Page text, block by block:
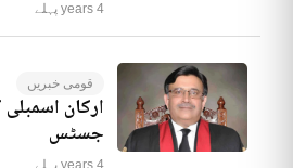
4 years پہلے
قومی خبریں
ارکان
جسٹس
4 years پہلے